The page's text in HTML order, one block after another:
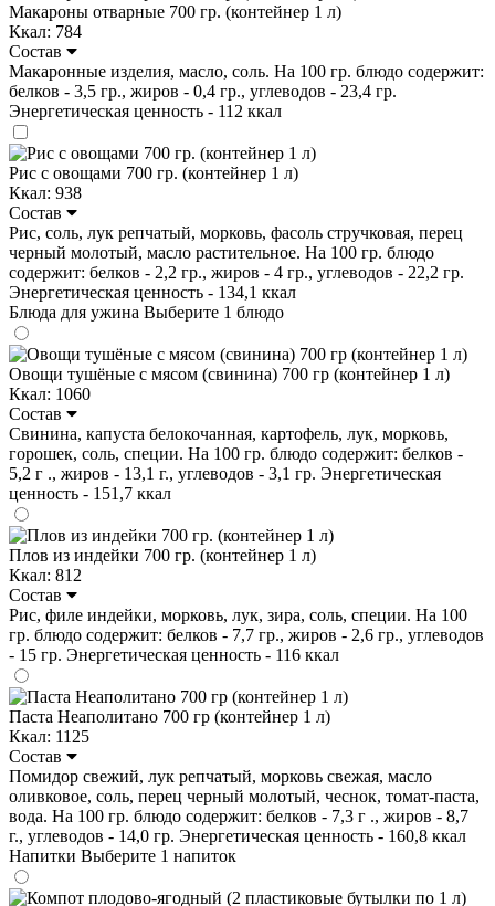
Макароны отварные 700 гр. (контейнер 1 л)
Ккал: 784
Состав
Макаронные изделия, масло, соль. На 100 гр. блюдо содержит:
белков - 3,5 гр., жиров - 0,4 гр., углеводов - 23,4 гр.
Энергетическая ценность - 112 ккал
Рис с овощами 700 гр. (контейнер 1 л)
Ккал: 938
Состав
Рис, соль, лук репчатый, морковь, фасоль стручковая, перец
черный молотый, масло растительное. На 100 гр. блюдо
содержит: белков - 2,2 гр., жиров - 4 гр., углеводов - 22,2 гр.
Энергетическая ценность - 134,1 ккал
Блюда для ужина Выберите 1 блюдо
Овощи тушёные с мясом (свинина) 700 гр (контейнер 1 л)
Ккал: 1060
Состав
Свинина, капуста белокочанная, картофель, лук, морковь,
горошек, соль, специи. На 100 гр. блюдо содержит: белков -
5,2 г ., жиров - 13,1 г., углеводов - 3,1 гр. Энергетическая
ценность - 151,7 ккал
Плов из индейки 700 гр. (контейнер 1 л)
Ккал: 812
Состав
Рис, филе индейки, морковь, лук, зира, соль, специи. На 100
гр. блюдо содержит: белков - 7,7 гр., жиров - 2,6 гр., углеводов
- 15 гр. Энергетическая ценность - 116 ккал
Паста Неаполитано 700 гр (контейнер 1 л)
Ккал: 1125
Состав
Помидор свежий, лук репчатый, морковь свежая, масло
оливковое, соль, перец черный молотый, чеснок, томат-паста,
вода. На 100 гр. блюдо содержит: белков - 7,3 г ., жиров - 8,7
г., углеводов - 14,0 гр. Энергетическая ценность - 160,8 ккал
Напитки Выберите 1 напиток